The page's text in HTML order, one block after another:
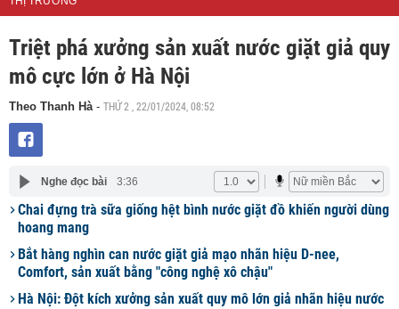
Triệt phá xưởng sản xuất nước giặt giả quy
mô cực lớn ở Hà Nội
Theo Thanh Hà - THỨ 2 , 22/01/2024, 08:52
Nghe đọc bài 3:36
Chai đựng trà sữa giống hệt bình nước giặt đồ khiến người dùng
hoang mang
Bắt hàng nghìn can nước giặt giả mạo nhãn hiệu D-nee,
Comfort, sản xuất bằng "công nghệ xô chậu"
Hà Nội: Đột kích xưởng sản xuất quy mô lớn giả nhãn hiệu nước